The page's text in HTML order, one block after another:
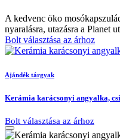
A kedvenc öko
nyaralásra, utazásra a Planet
Bolt választása az árhoz
Ajándék tárgyak
Kerámia karácsonyi angyalka,
Bolt választása az árhoz